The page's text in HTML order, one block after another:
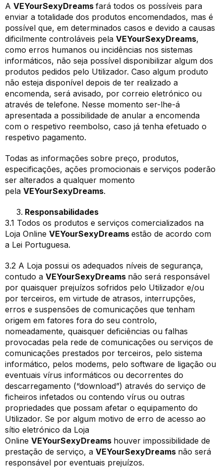
A VEYourSexyDreams fará todos os possíveis para
enviar a totalidade dos produtos encomendados, mas é
possível que, em determinados casos e devido a causas
dificilmente controláveis pela VEYourSexyDreams,
como erros humanos ou incidências nos sistemas
informáticos, não seja possível disponibilizar algum dos
produtos pedidos pelo Utilizador. Caso algum produto
não esteja disponível depois de ter realizado a
encomenda, será avisado, por correio eletrónico ou
através de telefone. Nesse momento ser-lhe-á
apresentada a possibilidade de anular a encomenda
com o respetivo reembolso, caso já tenha efetuado o
respetivo pagamento.
Todas as informações sobre preço, produtos,
especificações, ações promocionais e serviços poderão
ser alterados a qualquer momento
pela VEYourSexyDreams.
Responsabilidades
3.1 Todos os produtos e serviços comercializados na
Loja Online VEYourSexyDreams estão de acordo com
a Lei Portuguesa.
3.2 A Loja possui os adequados níveis de segurança,
contudo a VEYourSexyDreams não será responsável
por quaisquer prejuízos sofridos pelo Utilizador e/ou
por terceiros, em virtude de atrasos, interrupções,
erros e suspensões de comunicações que tenham
origem em fatores fora do seu controlo,
nomeadamente, quaisquer deficiências ou falhas
provocadas pela rede de comunicações ou serviços de
comunicações prestados por terceiros, pelo sistema
informático, pelos modems, pelo software de ligação ou
eventuais vírus informáticos ou decorrentes do
descarregamento (“download”) através do serviço de
ficheiros infetados ou contendo vírus ou outras
propriedades que possam afetar o equipamento do
Utilizador. Se por algum motivo de erro de acesso ao
sítio eletrónico da Loja
Online VEYourSexyDreams houver impossibilidade de
prestação de serviço, a VEYourSexyDreams não será
responsável por eventuais prejuízos.